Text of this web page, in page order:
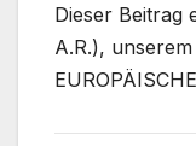
Dieser Beitrag
A.R.),